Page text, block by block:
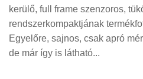
kerülő, full frame szenzoros,
rendszerkompaktjának
Egyelőre, sajnos, csak apró
de már így is látható...